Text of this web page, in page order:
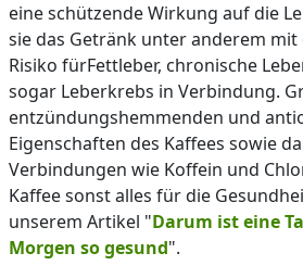
eine schützende Wirkung auf die
sie das Getränk unter anderem
Risiko fürFettleber, chronische
sogar Leberkrebs in Verbindung.
entzündungshemmenden und
Eigenschaften des Kaffees sowie
Verbindungen wie Koffein und
Kaffee sonst alles für die
unserem Artikel "Darum ist eine
Morgen so gesund".